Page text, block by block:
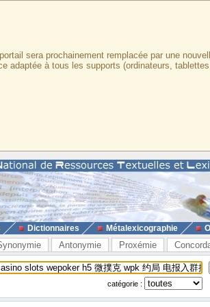
sera prochainement remplacée par une
adaptée à tous les supports (ordinateurs,
Dictionnaires Métalexicographie
Antonymie Proxémie
catégorie :